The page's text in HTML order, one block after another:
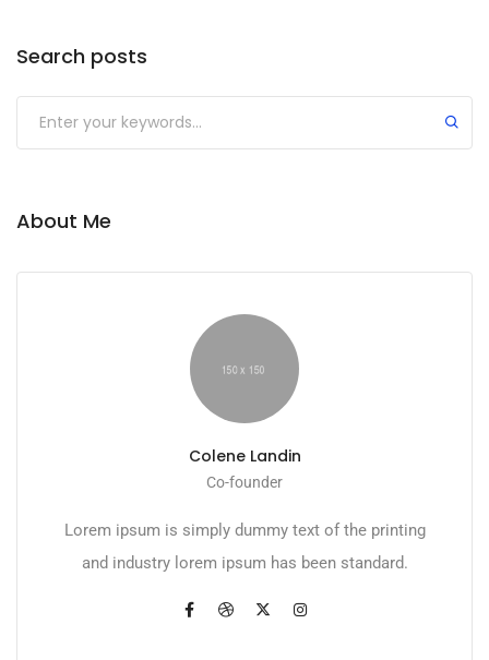
Search posts
Submit
About Me
Colene Landin
Co-founder
Lorem ipsum is simply dummy text of the printing
and industry lorem ipsum has been standard.